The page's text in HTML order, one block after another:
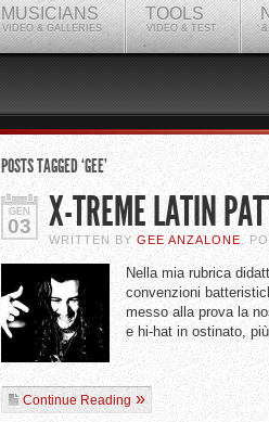
MUSICIANS
VIDEO & GALLERIES
TOOLS
VIDEO & TEST
POSTS TAGGED ‘GEE’
GEN
03 X-TREME LATIN
WRITTEN BY GEE ANZALONE .
Nella mia rubrica
convenzioni
messo alla prova la
e hi-hat in ostinato,
Continue Reading